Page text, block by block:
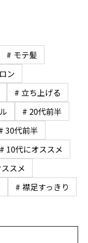
# モテ髪
ン
# 立ち上げる
# 20代前半
30代前半
# 10代にオススメ
スメ
# 襟足すっきり